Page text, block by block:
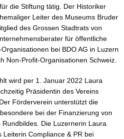
die Stiftung tätig. Der Historiker
Leiter des Museums Bruder
des Grossen Stadtrats von
für öffentliche
bei BDO AG in Luzern
Non-Profit-Organisationen Schweiz.
wird per 1. Januar 2022 Laura
Präsidentin des Vereins
Förderverein unterstützt die
bei der Finanzierung von
Die Luzernerin Laura
Compliance & PR bei